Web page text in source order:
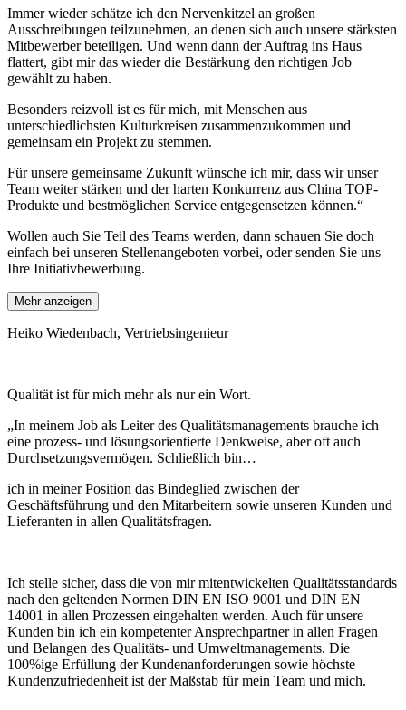
Immer wieder schätze ich den Nervenkitzel an großen
Ausschreibungen teilzunehmen, an denen sich auch unsere stärksten
Mitbewerber beteiligen. Und wenn dann der Auftrag ins Haus
flattert, gibt mir das wieder die Bestärkung den richtigen Job
gewählt zu haben.
Besonders reizvoll ist es für mich, mit Menschen aus
unterschiedlichsten Kulturkreisen zusammenzukommen und
gemeinsam ein Projekt zu stemmen.
Für unsere gemeinsame Zukunft wünsche ich mir, dass wir unser
Team weiter stärken und der harten Konkurrenz aus China TOP-
Produkte und bestmöglichen Service entgegensetzen können.“
Wollen auch Sie Teil des Teams werden, dann schauen Sie doch
einfach bei unseren Stellenangeboten vorbei, oder senden Sie uns
Ihre Initiativbewerbung.
Mehr anzeigen
Heiko Wiedenbach, Vertriebsingenieur
Qualität ist für mich mehr als nur ein Wort.
„In meinem Job als Leiter des Qualitätsmanagements brauche ich
eine prozess- und lösungsorientierte Denkweise, aber oft auch
Durchsetzungsvermögen. Schließlich bin…
ich in meiner Position das Bindeglied zwischen der
Geschäftsführung und den Mitarbeitern sowie unseren Kunden und
Lieferanten in allen Qualitätsfragen.
Ich stelle sicher, dass die von mir mitentwickelten Qualitätsstandards
nach den geltenden Normen DIN EN ISO 9001 und DIN EN
14001 in allen Prozessen eingehalten werden. Auch für unsere
Kunden bin ich ein kompetenter Ansprechpartner in allen Fragen
und Belangen des Qualitäts- und Umweltmanagements. Die
100%ige Erfüllung der Kundenanforderungen sowie höchste
Kundenzufriedenheit ist der Maßstab für mein Team und mich.